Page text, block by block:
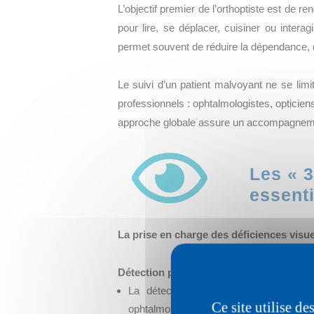
Ce site utilise
L’objectif premier de l’orthoptiste est de
pour lire, se déplacer, cuisiner ou
permet souvent de réduire la
Le suivi d’un patient malvoyant ne se
professionnels : ophtalmologistes,
approche globale assure un

Les «
La prise en charge des déficiences
Détection précoce et diagnostic :
La détection précoce des troubles
ophtalmologistes et les orthoptistes